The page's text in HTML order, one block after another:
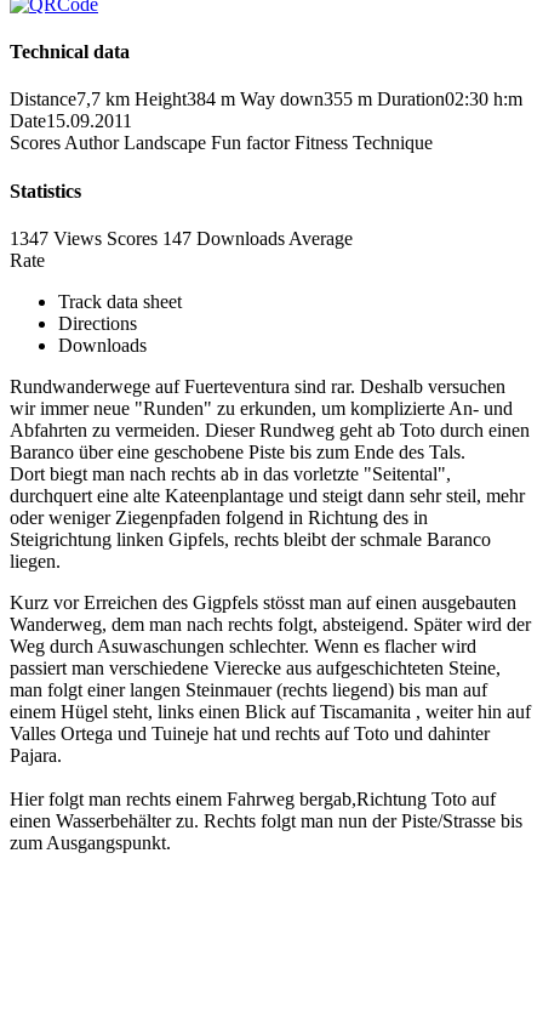
Technical data
Distance7,7 km Height384 m Way down355 m Duration02:30 h:m
Date15.09.2011
Scores Author Landscape Fun factor Fitness Technique
Statistics
1347 Views Scores 147 Downloads Average
Rate
Track data sheet
Directions
Downloads
Rundwanderwege auf Fuerteventura sind rar. Deshalb versuchen
wir immer neue "Runden" zu erkunden, um komplizierte An- und
Abfahrten zu vermeiden. Dieser Rundweg geht ab Toto durch einen
Baranco über eine geschobene Piste bis zum Ende des Tals.
Dort biegt man nach rechts ab in das vorletzte "Seitental",
durchquert eine alte Kateenplantage und steigt dann sehr steil, mehr
oder weniger Ziegenpfaden folgend in Richtung des in
Steigrichtung linken Gipfels, rechts bleibt der schmale Baranco
liegen.
Kurz vor Erreichen des Gigpfels stösst man auf einen ausgebauten
Wanderweg, dem man nach rechts folgt, absteigend. Später wird der
Weg durch Asuwaschungen schlechter. Wenn es flacher wird
passiert man verschiedene Vierecke aus aufgeschichteten Steine,
man folgt einer langen Steinmauer (rechts liegend) bis man auf
einem Hügel steht, links einen Blick auf Tiscamanita , weiter hin auf
Valles Ortega und Tuineje hat und rechts auf Toto und dahinter
Pajara.
Hier folgt man rechts einem Fahrweg bergab,Richtung Toto auf
einen Wasserbehälter zu. Rechts folgt man nun der Piste/Strasse bis
zum Ausgangspunkt.